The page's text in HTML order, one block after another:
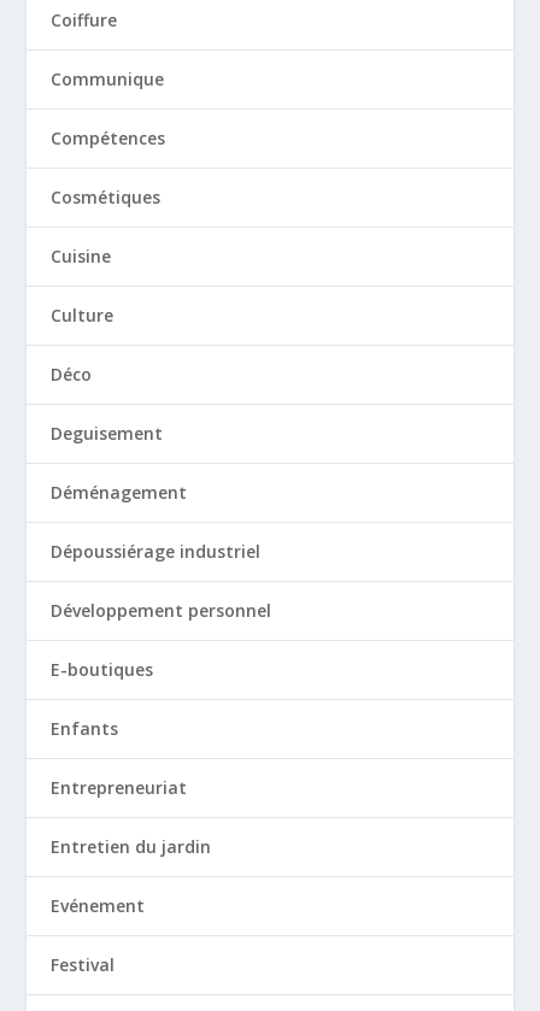
Coiffure
Communique
Compétences
Cosmétiques
Cuisine
Culture
Déco
Deguisement
Déménagement
Dépoussiérage industriel
Développement personnel
E-boutiques
Enfants
Entrepreneuriat
Entretien du jardin
Evénement
Festival